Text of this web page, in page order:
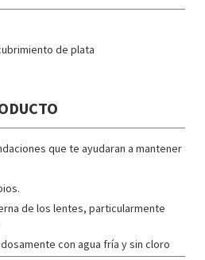
de plata
que te ayudaran a mantener
de los lentes, particularmente
con agua fría y sin cloro